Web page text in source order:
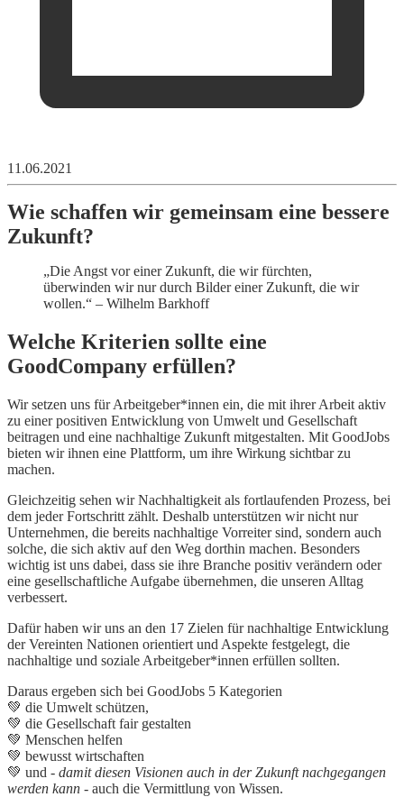
11.06.2021
Wie schaffen wir gemeinsam eine bessere
Zukunft?
„Die Angst vor einer Zukunft, die wir fürchten,
überwinden wir nur durch Bilder einer Zukunft, die wir
wollen.“ – Wilhelm Barkhoff
Welche Kriterien sollte eine
GoodCompany erfüllen?
Wir setzen uns für Arbeitgeber*innen ein, die mit ihrer Arbeit aktiv
zu einer positiven Entwicklung von Umwelt und Gesellschaft
beitragen und eine nachhaltige Zukunft mitgestalten. Mit GoodJobs
bieten wir ihnen eine Plattform, um ihre Wirkung sichtbar zu
machen.
Gleichzeitig sehen wir Nachhaltigkeit als fortlaufenden Prozess, bei
dem jeder Fortschritt zählt. Deshalb unterstützen wir nicht nur
Unternehmen, die bereits nachhaltige Vorreiter sind, sondern auch
solche, die sich aktiv auf den Weg dorthin machen. Besonders
wichtig ist uns dabei, dass sie ihre Branche positiv verändern oder
eine gesellschaftliche Aufgabe übernehmen, die unseren Alltag
verbessert.
Dafür haben wir uns an den 17 Zielen für nachhaltige Entwicklung
der Vereinten Nationen orientiert und Aspekte festgelegt, die
nachhaltige und soziale Arbeitgeber*innen erfüllen sollten.
Daraus ergeben sich bei GoodJobs 5 Kategorien
💚 die Umwelt schützen,
💚 die Gesellschaft fair gestalten
💚 Menschen helfen
💚 bewusst wirtschaften
💚 und - damit diesen Visionen auch in der Zukunft nachgegangen
werden kann - auch die Vermittlung von Wissen.